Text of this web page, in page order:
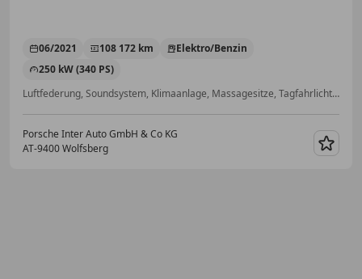
06/2021 108 172 km
Elektro/Benzin
250 kW (340 PS)
Luftfederung, Soundsystem, Klimaanlage, Massagesitze, Tagfahrlicht, Fahrerairbag, Raucherpaket, Sportsitze
Porsche Inter Auto GmbH & Co KG
AT-9400 Wolfsberg